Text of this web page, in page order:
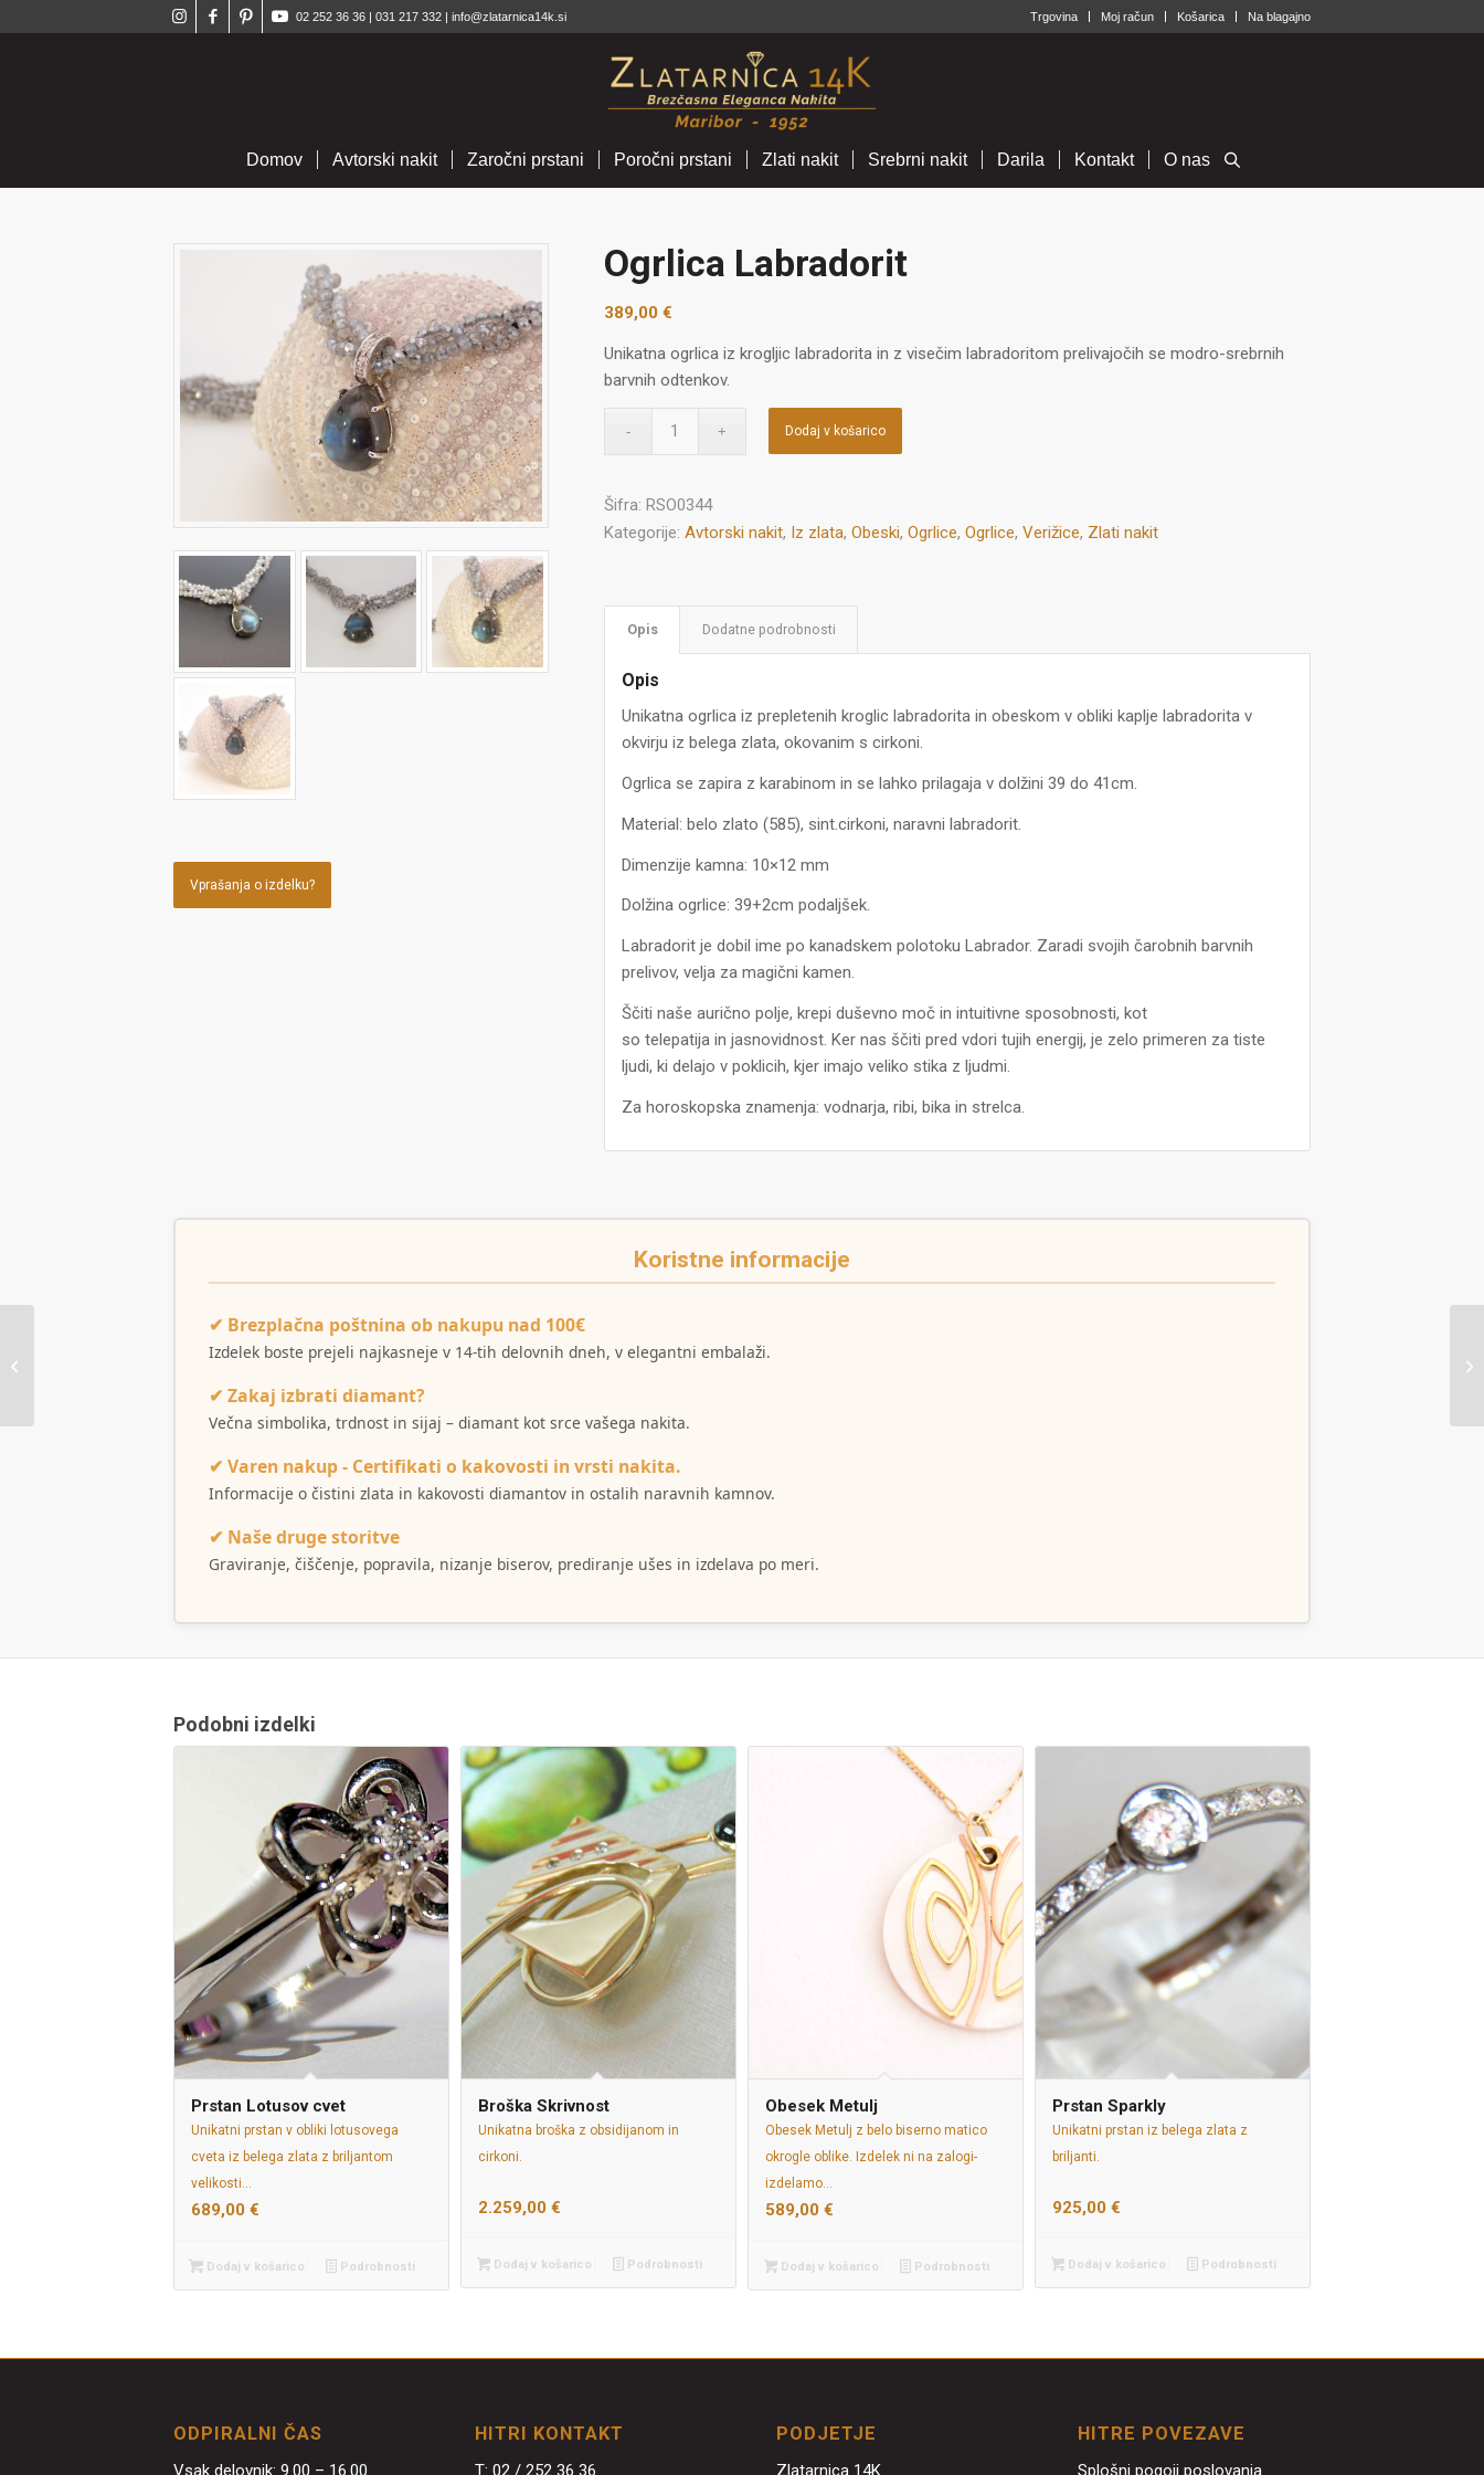
Trgovina Moj račun Košarica Na blagajno
02 252 36 36 | 031 217 332 | info@zlatarnica14k.si
Domov Avtorski nakit Zaročni prstani Poročni prstani Zlati nakit Srebrni nakit Darila Kontakt O nas
Vprašanja o izdelku?
Ogrlica Labradorit
389,00 €
Unikatna ogrlica iz krogljic labradorita in z visečim labradoritom prelivajočih se modro-srebrnih
barvnih odtenkov.
Dodaj v košarico
Šifra: RSO0344
Kategorije: Avtorski nakit, Iz zlata, Obeski, Ogrlice, Ogrlice, Verižice, Zlati nakit
Opis Dodatne podrobnosti
Opis
Unikatna ogrlica iz prepletenih kroglic labradorita in obeskom v obliki kaplje labradorita v
okvirju iz belega zlata, okovanim s cirkoni.
Ogrlica se zapira z karabinom in se lahko prilagaja v dolžini 39 do 41cm.
Material: belo zlato (585), sint.cirkoni, naravni labradorit.
Dimenzije kamna: 10×12 mm
Dolžina ogrlice: 39+2cm podaljšek.
Labradorit je dobil ime po kanadskem polotoku Labrador. Zaradi svojih čarobnih barvnih
prelivov, velja za magični kamen.
Ščiti naše aurično polje, krepi duševno moč in intuitivne sposobnosti, kot
so telepatija in jasnovidnost. Ker nas ščiti pred vdori tujih energij, je zelo primeren za tiste
ljudi, ki delajo v poklicih, kjer imajo veliko stika z ljudmi.
Za horoskopska znamenja: vodnarja, ribi, bika in strelca.
Koristne informacije
✔ Brezplačna poštnina ob nakupu nad 100€
Izdelek boste prejeli najkasneje v 14-tih delovnih dneh, v elegantni embalaži.
✔ Zakaj izbrati diamant?
Večna simbolika, trdnost in sijaj – diamant kot srce vašega nakita.
✔ Varen nakup - Certifikati o kakovosti in vrsti nakita.
Informacije o čistini zlata in kakovosti diamantov in ostalih naravnih kamnov.
✔ Naše druge storitve
Graviranje, čiščenje, popravila, nizanje biserov, prediranje ušes in izdelava po meri.
Podobni izdelki
Prstan Lotusov cvet
Unikatni prstan v obliki lotusovega
cveta iz belega zlata z briljantom
velikosti…
689,00 €
Dodaj v košarico Podrobnosti
Broška Skrivnost
Unikatna broška z obsidijanom in
cirkoni.
2.259,00€
Dodaj v košarico Podrobnosti
Obesek Metulj
Obesek Metulj z belo biserno matico
okrogle oblike. Izdelek ni na zalogi-
izdelamo…
589,00€
Dodaj v košarico Podrobnosti
Prstan Sparkly
Unikatni prstan iz belega zlata z
briljanti.
925,00€
Dodaj v košarico Podrobnosti
ODPIRALNI ČAS
Vsak delovnik: 9.00 – 16.00
HITRI KONTAKT
T: 02 / 252 36 36
PODJETJE
Zlatarnica 14K
HITRE POVEZAVE
Splošni pogoji poslovanja